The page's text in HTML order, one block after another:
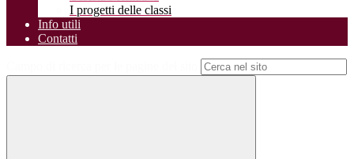
I progetti delle classi
Info utili
Contatti